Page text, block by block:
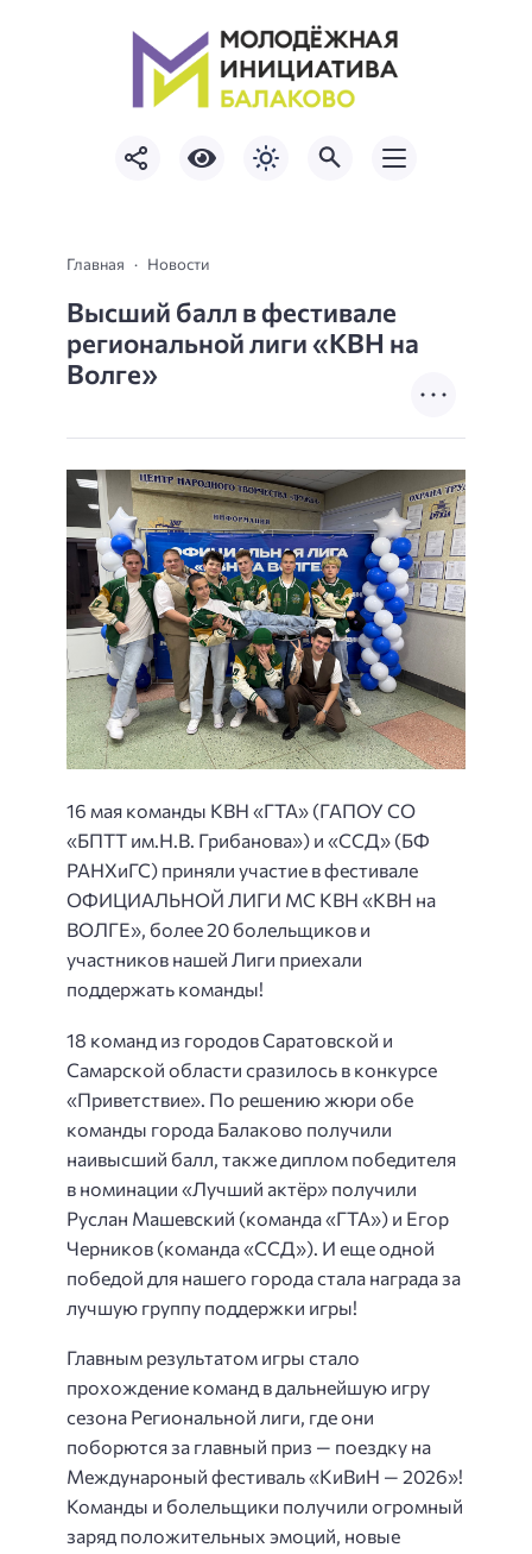
Главная Новости
Высший балл в фестивале
региональной лиги «КВН на
Волге»
16 мая команды КВН «ГТА» (ГАПОУ СО
«БПТТ им.Н.В. Грибанова») и «ССД» (БФ
РАНХиГС) приняли участие в фестивале
ОФИЦИАЛЬНОЙ ЛИГИ МС КВН «КВН на
ВОЛГЕ», более 20 болельщиков и
участников нашей Лиги приехали
поддержать команды!
18 команд из городов Саратовской и
Самарской области сразилось в конкурсе
«Приветствие». По решению жюри обе
команды города Балаково получили
наивысший балл, также диплом победителя
в номинации «Лучший актёр» получили
Руслан Машевский (команда «ГТА») и Егор
Черников (команда «ССД»). И еще одной
победой для нашего города стала награда за
лучшую группу поддержки игры!
️Главным результатом игры стало
прохождение команд в дальнейшую игру
сезона Региональной лиги, где они
поборются за главный приз — поездку на
Междунароный фестиваль «КиВиН — 2026»!
Команды и болельщики получили огромный
заряд положительных эмоций, новые